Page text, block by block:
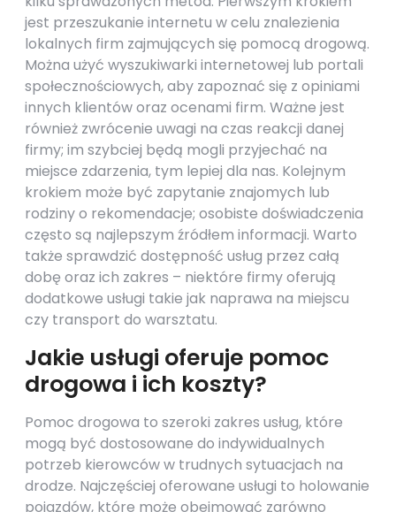
jest przeszukanie internetu w celu znalezienia
lokalnych firm zajmujących się pomocą drogową.
Można użyć wyszukiwarki internetowej lub portali
społecznościowych, aby zapoznać się z opiniami
innych klientów oraz ocenami firm. Ważne jest
również zwrócenie uwagi na czas reakcji danej
firmy; im szybciej będą mogli przyjechać na
miejsce zdarzenia, tym lepiej dla nas. Kolejnym
krokiem może być zapytanie znajomych lub
rodziny o rekomendacje; osobiste doświadczenia
często są najlepszym źródłem informacji. Warto
także sprawdzić dostępność usług przez całą
dobę oraz ich zakres – niektóre firmy oferują
dodatkowe usługi takie jak naprawa na miejscu
czy transport do warsztatu.
Jakie usługi oferuje pomoc
drogowa i ich koszty?
Pomoc drogowa to szeroki zakres usług, które
mogą być dostosowane do indywidualnych
potrzeb kierowców w trudnych sytuacjach na
drodze. Najczęściej oferowane usługi to holowanie
pojazdów, które może obejmować zarówno